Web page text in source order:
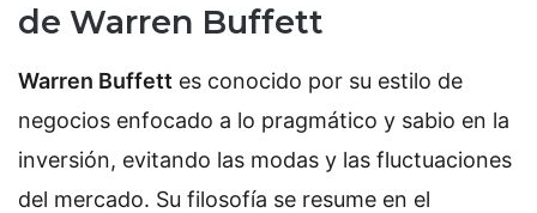
de Warren Buffett
Warren Buffett es conocido por su estilo de
negocios enfocado a lo pragmático y sabio en la
inversión, evitando las modas y las fluctuaciones
del mercado. Su filosofía se resume en el